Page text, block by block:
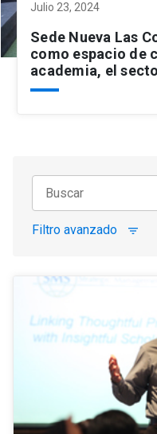
Julio 23, 2024
Sede Nueva Las
como espacio de
academia, el
Filtro avanzado filter_list